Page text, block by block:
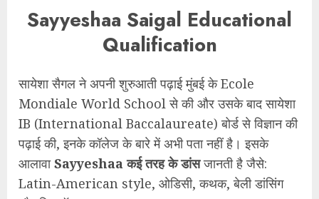
Sayyeshaa Saigal Educational
Qualification
सायेशा सैगल ने अपनी शुरुआती पढ़ाई मुंबई के Ecole
Mondiale World School से की और उसके बाद सायेशा
IB (International Baccalaureate) बोर्ड से विज्ञान की
पढ़ाई की, इनके कॉलेज के बारे में अभी पता नहीं है। इसके
आलावाSayyeshaa कई तरह के डांसजानती है जैसे:
Latin-American style, ओडिसी, कथक, बेली डांसिंग